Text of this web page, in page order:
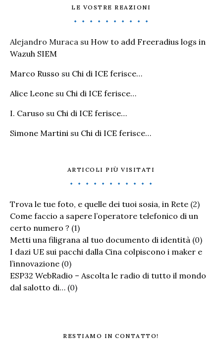
LE VOSTRE REAZIONI
Alejandro Muraca su How to add Freeradius logs in
Wazuh SIEM
Marco Russo su Chi di ICE ferisce…
Alice Leone su Chi di ICE ferisce…
I. Caruso su Chi di ICE ferisce…
Simone Martini su Chi di ICE ferisce…
ARTICOLI PIÙ VISITATI
Trova le tue foto, e quelle dei tuoi sosia, in Rete (2)
Come faccio a sapere l’operatore telefonico di un
certo numero ? (1)
Metti una filigrana al tuo documento di identità (0)
I dazi UE sui pacchi dalla Cina colpiscono i maker e
l’innovazione (0)
ESP32 WebRadio – Ascolta le radio di tutto il mondo
dal salotto di… (0)
RESTIAMO IN CONTATTO!